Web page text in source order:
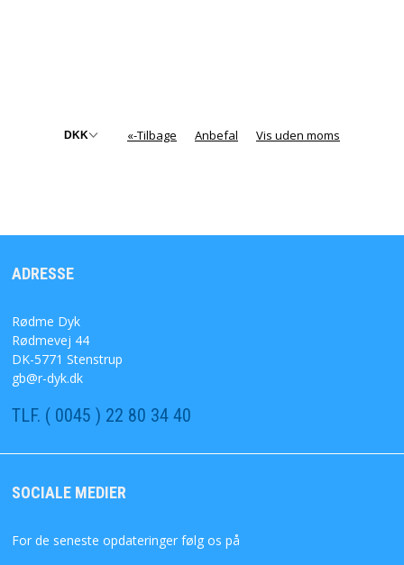
«-Tilbage Anbefal Vis uden moms
ADRESSE
Rødme Dyk
Rødmevej 44
DK-5771 Stenstrup
gb@r-dyk.dk
TLF. ( 0045 ) 22 80 34 40
SOCIALE MEDIER
For de seneste opdateringer følg os på